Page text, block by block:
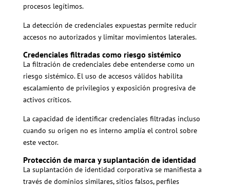
procesos legítimos.
La detección de credenciales expuestas permite reducir
accesos no autorizados y limitar movimientos laterales.
Credenciales filtradas como riesgo sistémico
La filtración de credenciales debe entenderse como un
riesgo sistémico. El uso de accesos válidos habilita
escalamiento de privilegios y exposición progresiva de
activos críticos.
La capacidad de identificar credenciales filtradas incluso
cuando su origen no es interno amplía el control sobre
este vector.
Protección de marca y suplantación de identidad
La suplantación de identidad corporativa se manifiesta a
través de dominios similares, sitios falsos, perfiles